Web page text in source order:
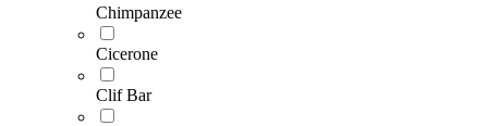
Chimpanzee
Cicerone
Clif Bar